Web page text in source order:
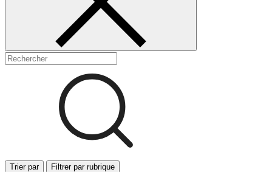
Trier par Filtrer par rubrique